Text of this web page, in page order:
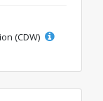
(CDW)